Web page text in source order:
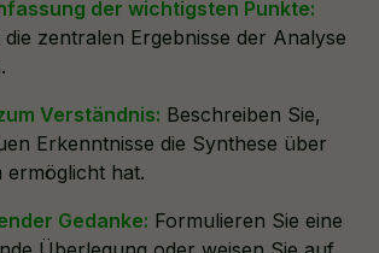
der wichtigsten Punkte:
die zentralen Ergebnisse der Analyse
Verständnis: Beschreiben Sie,
Erkenntnisse die Synthese über
ermöglicht hat.
Gedanke: Formulieren Sie eine